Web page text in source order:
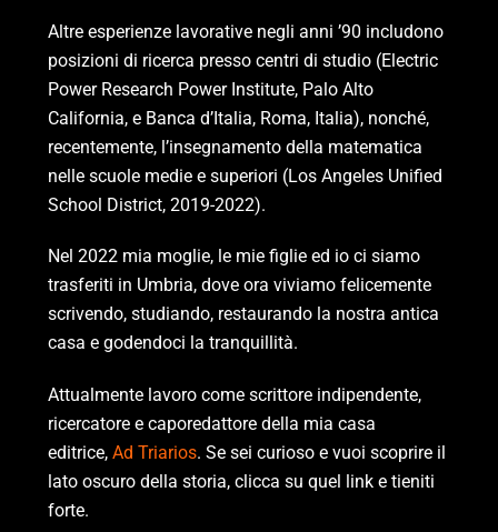
Altre esperienze lavorative negli anni ’90 includono
posizioni di ricerca presso centri di studio (Electric
Power Research Power Institute, Palo Alto
California, e Banca d’Italia, Roma, Italia), nonché,
recentemente, l’insegnamento della matematica
nelle scuole medie e superiori (Los Angeles Unified
School District, 2019-2022).
Nel 2022 mia moglie, le mie figlie ed io ci siamo
trasferiti in Umbria, dove ora viviamo felicemente
scrivendo, studiando, restaurando la nostra antica
casa e godendoci la tranquillità.
Attualmente lavoro come scrittore indipendente,
ricercatore e caporedattore della mia casa
editrice, Ad Triarios. Se sei curioso e vuoi scoprire il
lato oscuro della storia, clicca su quel link e tieniti
forte.